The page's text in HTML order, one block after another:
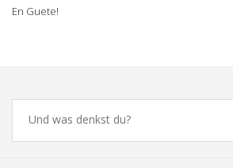
En Guete!